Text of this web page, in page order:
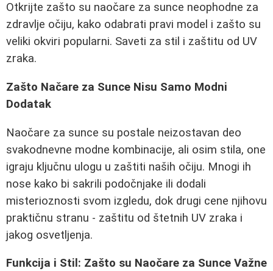
Otkrijte zašto su naočare za sunce neophodne za
zdravlje očiju, kako odabrati pravi model i zašto su
veliki okviri popularni. Saveti za stil i zaštitu od UV
zraka.
Zašto Načare za Sunce Nisu Samo Modni
Dodatak
Naočare za sunce su postale neizostavan deo
svakodnevne modne kombinacije, ali osim stila, one
igraju ključnu ulogu u zaštiti naših očiju. Mnogi ih
nose kako bi sakrili podočnjake ili dodali
misterioznosti svom izgledu, dok drugi cene njihovu
praktičnu stranu - zaštitu od štetnih UV zraka i
jakog osvetljenja.
Funkcija i Stil: Zašto su Naočare za Sunce Važne